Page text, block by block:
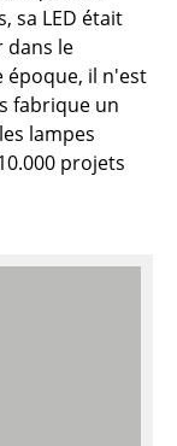
sa LED était
dans le
époque, il n'est
fabrique un
lampes
projets